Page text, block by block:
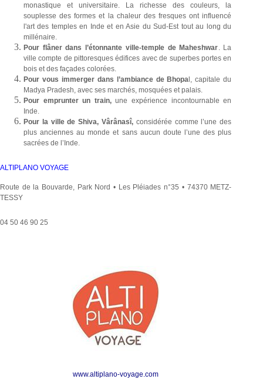
monastique et universitaire. La richesse des couleurs, la
souplesse des formes et la chaleur des fresques ont influencé
l'art des temples en Inde et en Asie du Sud-Est tout au long du
millénaire.
Pour flâner dans l’étonnante ville-temple de Maheshwar. La
ville compte de pittoresques édifices avec de superbes portes en
bois et des façades colorées.
Pour vous immerger dans l’ambiance de Bhopa l, capitale du
Madya Pradesh, avec ses marchés, mosquées et palais.
Pour emprunter un train,une expérience incontournable en
Inde.
Pour la ville de Shiva, Vârânasî, considérée comme l’une des
plus anciennes au monde et sans aucun doute l’une des plus
sacrées de l’Inde.
ALTIPLANO VOYAGE
Route de la Bouvarde, Park Nord • Les Pléiades n°35 • 74370 METZ-
TESSY
04 50 46 90 25
www.altiplano-voyage.com